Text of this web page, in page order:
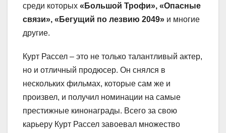
среди которых «Большой Трофи», «Опасные
связи», «Бегущий по лезвию 2049» и многие
другие.
Курт Рассел – это не только талантливый актер,
но и отличный продюсер. Он снялся в
нескольких фильмах, которые сам же и
произвел, и получил номинации на самые
престижные кинонаграды. Всего за свою
карьеру Курт Рассел завоевал множество